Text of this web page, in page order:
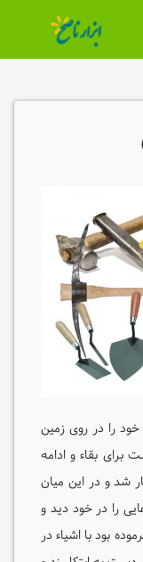
خود را در روی زمین
بقاء و ادامه
شد و در این میان
را در خود دید و
بود با اشیاء در